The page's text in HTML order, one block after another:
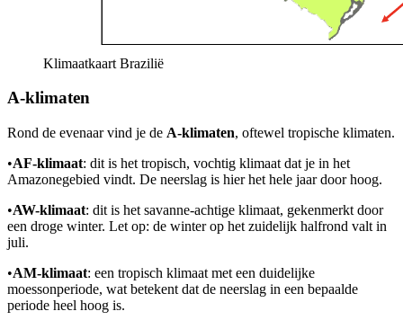
Klimaatkaart Brazilië
A-klimaten
Rond de evenaar vind je de A-klimaten, oftewel tropische klimaten.
•AF-klimaat: dit is het tropisch, vochtig klimaat dat je in het
Amazonegebied vindt. De neerslag is hier het hele jaar door hoog.
•AW-klimaat: dit is het savanne-achtige klimaat, gekenmerkt door
een droge winter. Let op: de winter op het zuidelijk halfrond valt in
juli.
•AM-klimaat: een tropisch klimaat met een duidelijke
moessonperiode, wat betekent dat de neerslag in een bepaalde
periode heel hoog is.